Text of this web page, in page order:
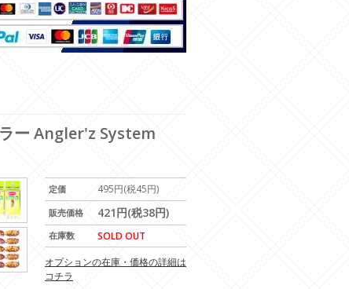
ー Angler'z System
定価 495円(税45円)
販売価格 421円(税38円)
在庫数
SOLD OUT
オプションの在庫・価格の詳細は
コチラ